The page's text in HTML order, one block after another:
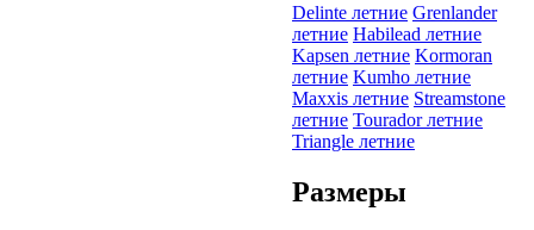
Delinte летние Grenlander
летние Habilead летние
Kapsen летние Kormoran
летние Kumho летние
Maxxis летние Streamstone
летние Tourador летние
Triangle летние
Размеры